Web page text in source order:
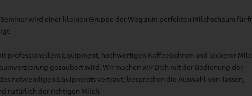
wird einer kleinen Gruppe der Weg zum perfekten Milchschaum für
professionellem Equipment, hochwertigen Kaffeebohnen und leckerer
gezaubert wird. Wir machen wir Dich mit der Bedienung der
notwendigen Equipments vertraut; besprechen die Auswahl von Tassen,
natürlich der richtigen Milch.